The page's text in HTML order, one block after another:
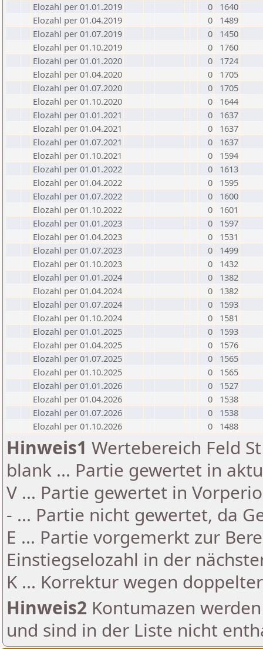
Elozahl per 01.01.2019
0
1640
Elozahl per 01.04.2019
0
1489
Elozahl per 01.07.2019
0
1450
Elozahl per 01.10.2019
0
1760
Elozahl per 01.01.2020
0
1724
Elozahl per 01.04.2020
0
1705
Elozahl per 01.07.2020
0
1705
Elozahl per 01.10.2020
0
1644
Elozahl per 01.01.2021
0
1637
Elozahl per 01.04.2021
0
1637
Elozahl per 01.07.2021
0
1637
Elozahl per 01.10.2021
0
1594
Elozahl per 01.01.2022
0
1613
Elozahl per 01.04.2022
0
1595
Elozahl per 01.07.2022
0
1600
Elozahl per 01.10.2022
0
1601
Elozahl per 01.01.2023
0
1597
Elozahl per 01.04.2023
0
1531
Elozahl per 01.07.2023
0
1499
Elozahl per 01.10.2023
0
1432
Elozahl per 01.01.2024
0
1382
Elozahl per 01.04.2024
0
1382
Elozahl per 01.07.2024
0
1593
Elozahl per 01.10.2024
0
1581
Elozahl per 01.01.2025
0
1593
Elozahl per 01.04.2025
0
1576
Elozahl per 01.07.2025
0
1565
Elozahl per 01.10.2025
0
1565
Elozahl per 01.01.2026
0
1527
Elozahl per 01.04.2026
0
1538
Elozahl per 01.07.2026
0
1538
Elozahl per 01.10.2026
0 1488
Hinweis1 Wertebereich Feld
blank ... Partie gewertet in
V ... Partie gewertet in
- ... Partie nicht gewertet, da
E ... Partie vorgemerkt zur
Einstiegselozahl in der
K ... Korrektur wegen
Hinweis2 Kontumazen
und sind in der Liste nicht